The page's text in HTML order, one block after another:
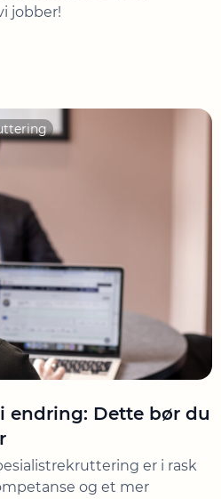
jobber!
endring: Dette bør du
er i rask
og et mer